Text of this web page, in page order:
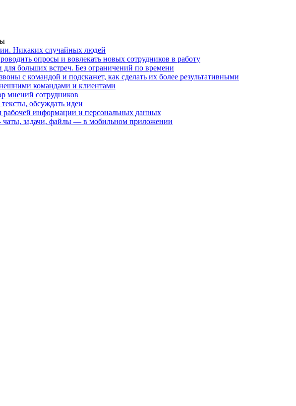
Никаких случайных людей
опросы и вовлекать новых сотрудников в работу
для больших встреч. Без ограничений по времени
с командой и подскажет, как сделать их более результативными
командами и клиентами
мнений сотрудников
обсуждать идеи
рабочей информации и персональных данных
чаты, задачи, файлы — в мобильном приложении